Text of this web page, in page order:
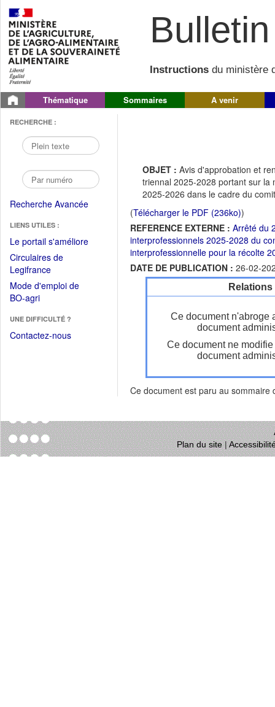
Instructions du ministère
Thématique Sommaires A venir
RECHERCHE :
Recherche Avancée
LIENS UTILES :
Le portail s'améliore(Fichier
Circulaires de
Legifrance(Ouvrir
dans
une
fenêtre)
Mode d'emploi de
BO-agri(Ouvrir
une
nouvelle
UNE DIFFICULTÉ ?
Contactez-nous
OBJET : Avis d'approbation et
triennal 2025-2028 portant sur la
2025-2026 dans le cadre du
(Télécharger le PDF (236ko))
REFERENCE EXTERNE : Arrêté du
interprofessionnels 2025-2028 du
interprofessionnelle pour la récolte
DATE DE PUBLICATION : 26-02-
Ce document n'abroge
document
Ce document ne
document
Ce document est paru au sommaire
Plan du site|